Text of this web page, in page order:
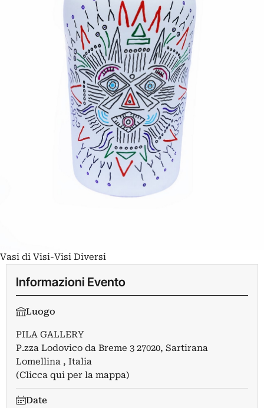
Vasi di Visi-Visi Diversi
Informazioni Evento
Luogo
PILA GALLERY
P.zza Lodovico da Breme 3 27020, Sartirana
Lomellina , Italia
(Clicca qui per la mappa)
Date